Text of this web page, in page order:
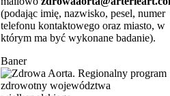
(podając imię, nazwisko, pesel, numer
telefonu kontaktowego oraz miasto, w
którym ma być wykonane badanie).
Baner